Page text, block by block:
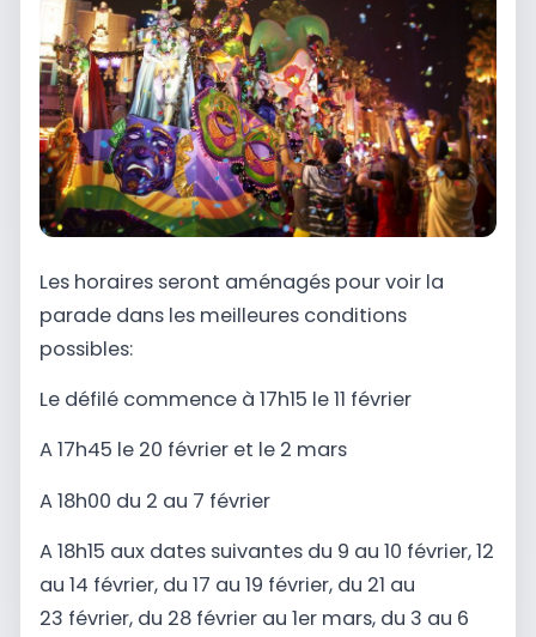
Les horaires seront aménagés pour voir la
parade dans les meilleures conditions
possibles:
Le défilé commence à 17h15 le11 février
A 17h45 le 20 février et le 2 mars
A 18h00 du 2 au 7 février
A 18h15 aux dates suivantes du 9 au 10 février, 12
au 14 février, du 17 au 19 février, du 21 au
23 février, du 28 février au 1er mars, du 3 au 6